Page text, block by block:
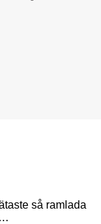
så ramlada